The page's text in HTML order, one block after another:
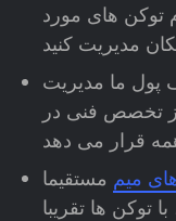
توکن های مورد
ما مدیریت
تخصص فنی در
میم مستقیما
توکن ها تقریبا